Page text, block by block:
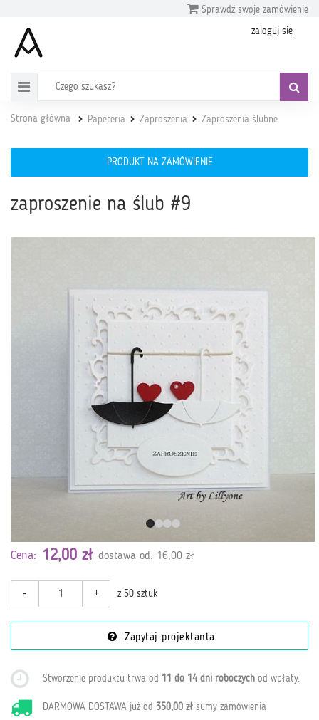
Sprawdź swoje zamówienie
zaloguj się
Strona główna Papeteria Zaproszenia Zaproszenia ślubne
PRODUKT NA ZAMÓWIENIE
zaproszenie na ślub #9
Cena: 12,00 zł dostawa od: 16,00 zł
- + z 50 sztuk
Zapytaj projektanta
Stworzenie produktu trwa od 11 do 14 dni roboczych od wpłaty.
DARMOWA DOSTAWA już od350,00 zł sumy zamówienia